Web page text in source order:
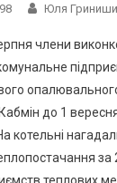
Юля
члени
до 1
котельні
за
теплових